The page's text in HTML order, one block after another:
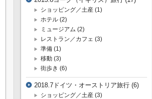
ショッピング／土産 (1)
ホテル (2)
ミュージアム (2)
レストラン／カフェ (3)
準備 (1)
移動 (3)
街歩き (6)
2018.7ドイツ・オーストリア旅行 (6)
ショッピング／土産 (3)